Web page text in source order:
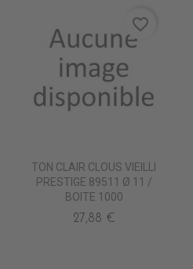
TON CLAIR CLOUS VIEILLI
PRESTIGE 89511 Ø 11 /
BOITE 1000
27,88 €
favorite_border